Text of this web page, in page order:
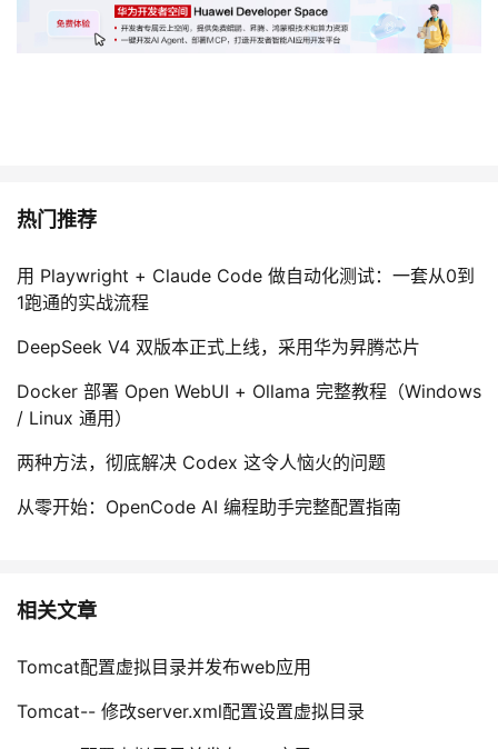
热门推荐
用 Playwright + Claude Code 做自动化测试：一套从0到
1跑通的实战流程
DeepSeek V4 双版本正式上线，采用华为昇腾芯片
Docker 部署 Open WebUI + Ollama 完整教程（Windows
/ Linux 通用）
两种方法，彻底解决 Codex 这令人恼火的问题
从零开始：OpenCode AI 编程助手完整配置指南
相关文章
Tomcat配置虚拟目录并发布web应用
Tomcat-- 修改server.xml配置设置虚拟目录